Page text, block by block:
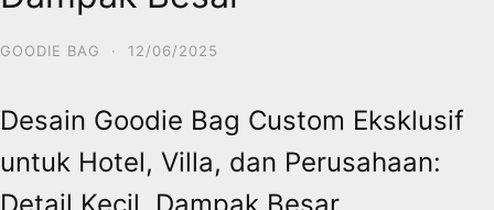
GOODIE BAG · 12/06/2025
Desain Goodie Bag Custom Eksklusif
untuk Hotel, Villa, dan Perusahaan:
Detail Kecil, Dampak Besar